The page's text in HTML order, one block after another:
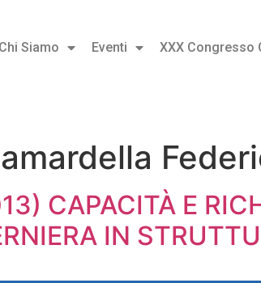
Chi Siamo Eventi XXX Congresso
CAPACITÀ E
IN